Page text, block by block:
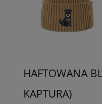
HAFTOWANA
KAPTURA)